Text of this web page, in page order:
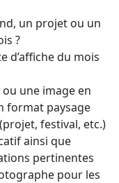
un projet ou un
?
d’affiche du mois
une image en
format paysage
festival, etc.)
ainsi que
pertinentes
pour les